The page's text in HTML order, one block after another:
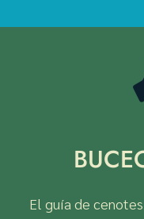
El guía de